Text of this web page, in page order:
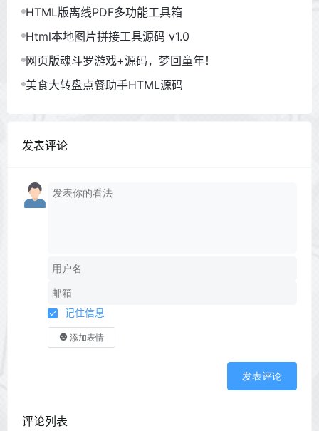
HTML版离线PDF多功能工具箱
Html本地图片拼接工具源码 v1.0
网页版魂斗罗游戏+源码，梦回童年！
美食大转盘点餐助手HTML源码
发表评论
记住信息
添加表情
发表评论
评论列表